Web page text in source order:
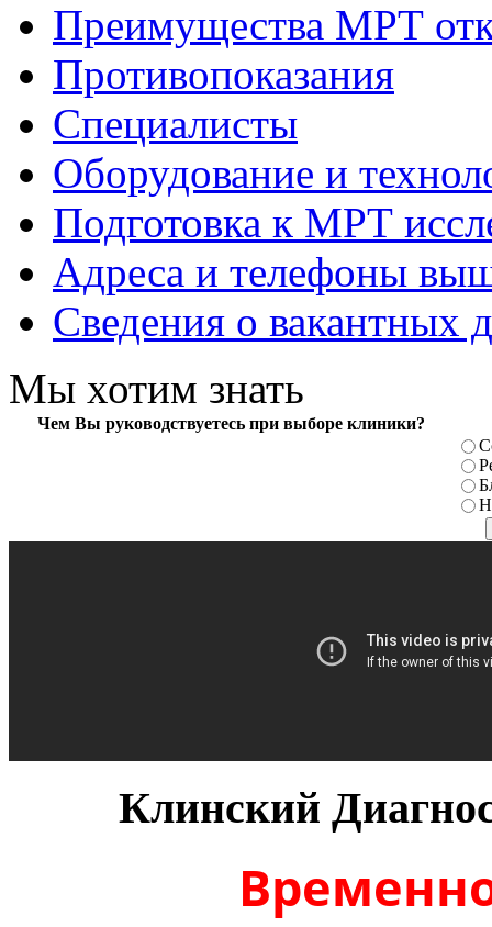
Преимущества МРТ
Противопоказания
Специалисты
Оборудование и
Подготовка к МРТ
Адреса и телефоны
Сведения о вакантных
Мы хотим знать
Чем Вы руководствуетесь при выборе клиники?
Клинский